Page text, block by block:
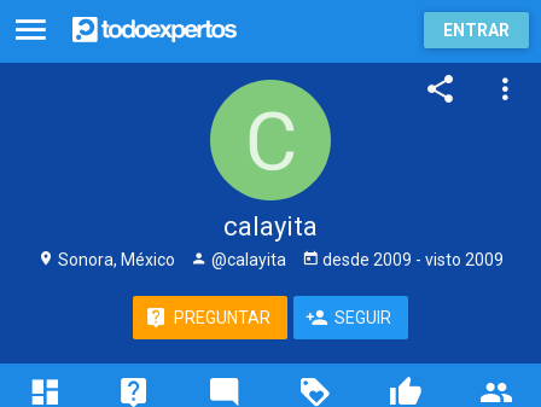
ENTRAR
calayita
Sonora, México @calayita desde 2009 - visto 2009
PREGUNTAR SEGUIR